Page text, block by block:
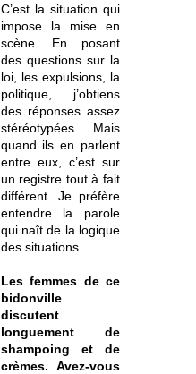
C’est la situation qui
impose la mise en
scène. En posant
des questions sur la
loi, les expulsions, la
politique, j’obtiens
des réponses assez
stéréotypées. Mais
quand ils en parlent
entre eux, c’est sur
un registre tout à fait
différent. Je préfère
entendre la parole
qui naît de la logique
des situations.
Les femmes de ce
bidonville
discutent
longuement de
shampoing et de
crèmes. Avez-vous